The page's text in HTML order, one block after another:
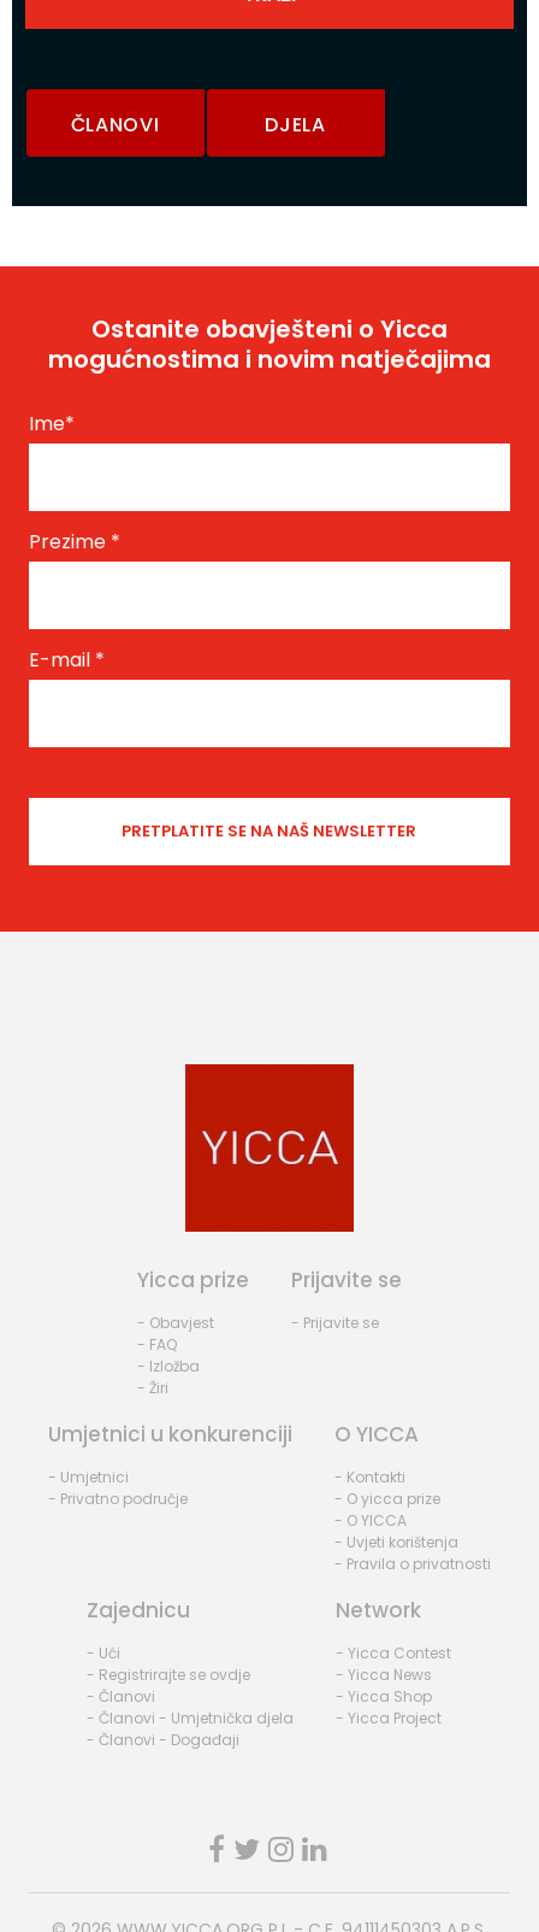
ČLANOVI DJELA
Ostanite obavješteni o Yicca
mogućnostima i novim natječajima
Ime*
Prezime *
E-mail *
Yicca prize
- Obavjest
- FAQ
- Izložba
- Žiri
Prijavite se
- Prijavite se
Umjetnici u konkurenciji
- Umjetnici
- Privatno područje
O YICCA
- Kontakti
- O yicca prize
- O YICCA
- Uvjeti korištenja
- Pravila o privatnosti
Zajednicu
- Ući
- Registrirajte se ovdje
- Članovi
- Članovi - Umjetnička djela
- Članovi - Događaji
Network
- Yicca Contest
- Yicca News
- Yicca Shop
- Yicca Project